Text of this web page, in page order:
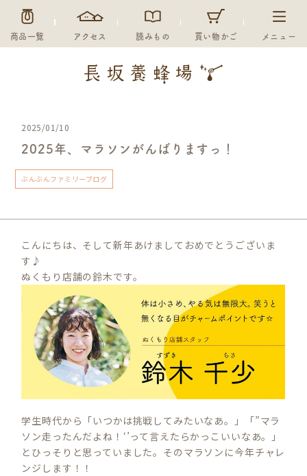
商品一覧 アクセス 読みもの 買い物かご メニュー
2025/01/10
2025年、マラソンがんばりますっ！
ぶんぶんファミリーブログ
こんにちは、そして新年あけましておめでとうございま
す♪
ぬくもり店舗の鈴木です。
学生時代から「いつかは挑戦してみたいなあ。」「”マラ
ソン走ったんだよね！‘’って言えたらかっこいいなあ。」
とひっそりと思っていました。そのマラソンに今年チャレ
ンジします！！